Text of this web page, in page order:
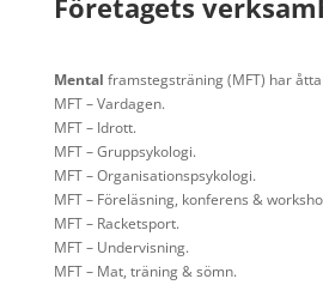
Företagets
Mental framstegsträning (MFT) har
MFT – Vardagen.
MFT – Idrott.
MFT – Gruppsykologi.
MFT – Organisationspsykologi.
MFT – Föreläsning, konferens &
MFT – Racketsport.
MFT – Undervisning.
MFT – Mat, träning & sömn.